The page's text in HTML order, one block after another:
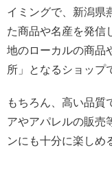
イミングで、新潟県
た商品や名産を発信
地のローカルの商品
所」となるショップ
もちろん、高い品質
アやアパレルの販売
ンにも十分に楽しめ